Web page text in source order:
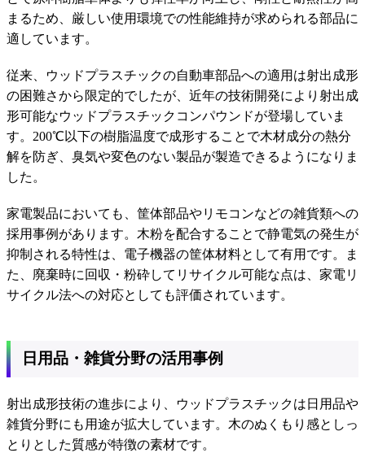
まるため、厳しい使用環境での性能維持が求められる部品に
適しています。
従来、ウッドプラスチックの自動車部品への適用は射出成形
の困難さから限定的でしたが、近年の技術開発により射出成
形可能なウッドプラスチックコンパウンドが登場していま
す。200℃以下の樹脂温度で成形することで木材成分の熱分
解を防ぎ、臭気や変色のない製品が製造できるようになりま
した。
家電製品においても、筐体部品やリモコンなどの雑貨類への
採用事例があります。木粉を配合することで静電気の発生が
抑制される特性は、電子機器の筐体材料として有用です。ま
た、廃棄時に回収・粉砕してリサイクル可能な点は、家電リ
サイクル法への対応としても評価されています。
日用品・雑貨分野の活用事例
射出成形技術の進歩により、ウッドプラスチックは日用品や
雑貨分野にも用途が拡大しています。木のぬくもり感としっ
とりとした質感が特徴の素材です。